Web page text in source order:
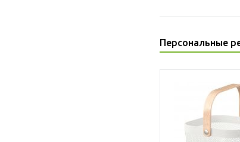
Персональные